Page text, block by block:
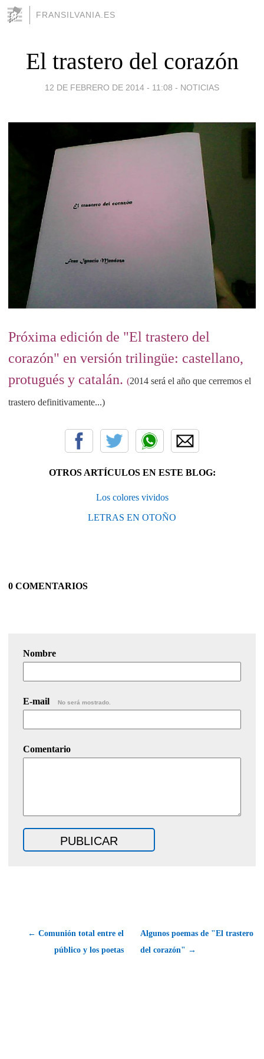
FRANSILVANIA.ES
El trastero del corazón
12 DE FEBRERO DE 2014 - 11:08 - NOTICIAS
Próxima edición de "El trastero del
corazón" en versión trilingüe: castellano,
protugués y catalán. (2014 será el año que cerremos el
trastero definitivamente...)
OTROS ARTÍCULOS EN ESTE BLOG:
Los colores vividos
LETRAS EN OTOÑO
0 COMENTARIOS
Nombre
E-mail No será mostrado.
Comentario
← Comunión total entre el
público y los poetas
Algunos poemas de "El trastero
del corazón" →